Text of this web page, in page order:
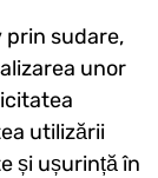
prin sudare,
unor
utilizării
și ușurință în